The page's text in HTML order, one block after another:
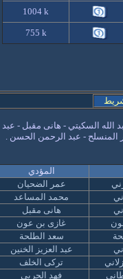
1004 k
755 k
الله السكيتي - هانى مقبل - عبد
المنسلح - عبد الرحمن الحسن .
المؤدي
عمر الضحيان
محمد المساعد
هانى مقبل
غازى بن عون
سعد الطلحة
عبد العزيز الخنين
تركى الخلف
فهد الحربي